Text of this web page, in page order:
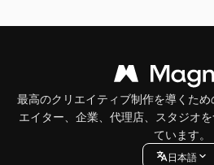
最高のクリエイティブ制作を導くた
エイター、企業、代理店、スタジオ
ています。
日本語